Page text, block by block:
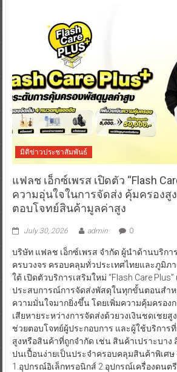
มิติข่าวประชาสัมพันธ์
แฟลช เอ็กซ์เพรส เปิดตัว “Flash
ความอุ่นใจในการจัดส่ง คุ้มครองสู
ตอบโจทย์สินค้ามูลค่าสูง
July 30, 2026 admin 0
บริษัท แฟลช เอ็กซ์เพรส จำกัด ผู้นำด้านบริก
ครบวงจร ครอบคลุมทั่วประเทศไทยและภูมิภา
ใต้ เปิดตัวบริการเสริมใหม่ “Flash Care Plus”
ประสบการณ์การจัดส่งพัสดุในทุกขั้นตอนสำห
ความมั่นใจมากยิ่งขึ้น โดยเพิ่มความคุ้มครอ
เสียหายระหว่างการจัดส่งด้วยวงเงินชดเชยสู
ช่วยตอบโจทย์ผู้ประกอบการ และผู้ใช้บริการ
สูงหรือสินค้าที่ถูกจำกัด เช่น สินค้าเปราะบาง
ปนเปื้อนง่ายเป็นประจำครอบคลุมสินค้าพิเศษ
1.อุปกรณ์อิเล็กทรอนิกส์ 2.อุปกรณ์เครื่องดนตรี